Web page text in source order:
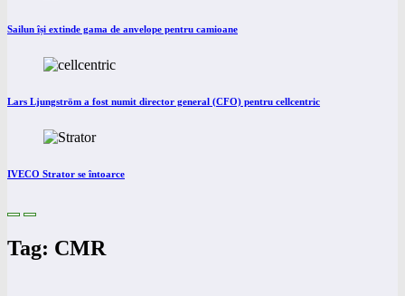
Sailun își extinde gama de anvelope pentru camioane
Lars Ljungström a fost numit director general (CFO) pentru cellcentric
IVECO Strator se întoarce
Tag: CMR